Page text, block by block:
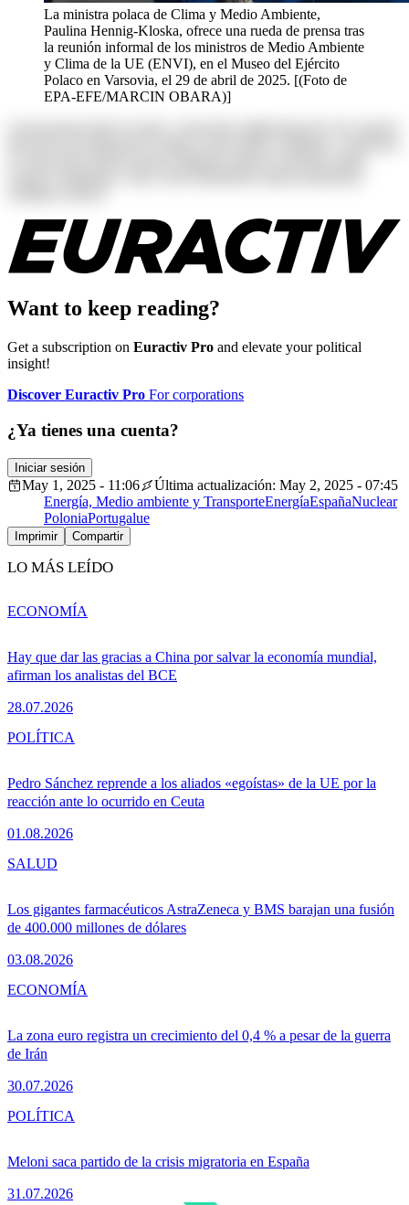
La ministra polaca de Clima y Medio Ambiente,
Paulina Hennig-Kloska, ofrece una rueda de prensa tras
la reunión informal de los ministros de Medio Ambiente
y Clima de la UE (ENVI), en el Museo del Ejército
Polaco en Varsovia, el 29 de abril de 2025. [(Foto de
EPA-EFE/MARCIN OBARA)]
Want to keep reading?
Get a subscription on Euractiv Pro and elevate your political
insight!
Discover Euractiv Pro For corporations
¿Ya tienes una cuenta?
Iniciar sesión
May 1, 2025 - 11:06
Última actualización: May 2, 2025 - 07:45
Energía, Medio ambiente y TransporteEnergíaEspañaNuclear
PoloniaPortugalue
Imprimir Compartir
LO MÁS LEÍDO
Hay que dar las gracias a China por salvar la economía mundial,
afirman los analistas del BCE
28.07.2026
ECONOMÍA
Pedro Sánchez reprende a los aliados «egoístas» de la UE por la
reacción ante lo ocurrido en Ceuta
01.08.2026
POLÍTICA
Los gigantes farmacéuticos AstraZeneca y BMS barajan una fusión
de 400.000 millones de dólares
03.08.2026
SALUD
La zona euro registra un crecimiento del 0,4 % a pesar de la guerra
de Irán
30.07.2026
ECONOMÍA
Meloni saca partido de la crisis migratoria en España
31.07.2026
POLÍTICA